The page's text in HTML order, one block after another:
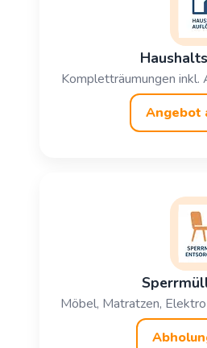
Kompletträumungen
Angebot
Möbel, Matratzen,